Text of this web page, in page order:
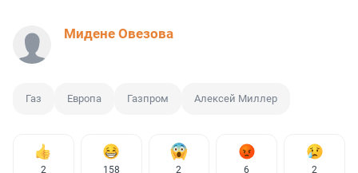
Мидене Овезова
Газ Европа Газпром Алексей Миллер
2 158 2 6 2